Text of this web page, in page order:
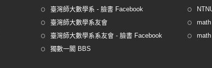
臺灣師大數學系 - 臉書 Facebook
臺灣師大數學系友會
臺灣師大數學系系友會 - 臉書 Facebook
獨數一閣 BBS
math
math